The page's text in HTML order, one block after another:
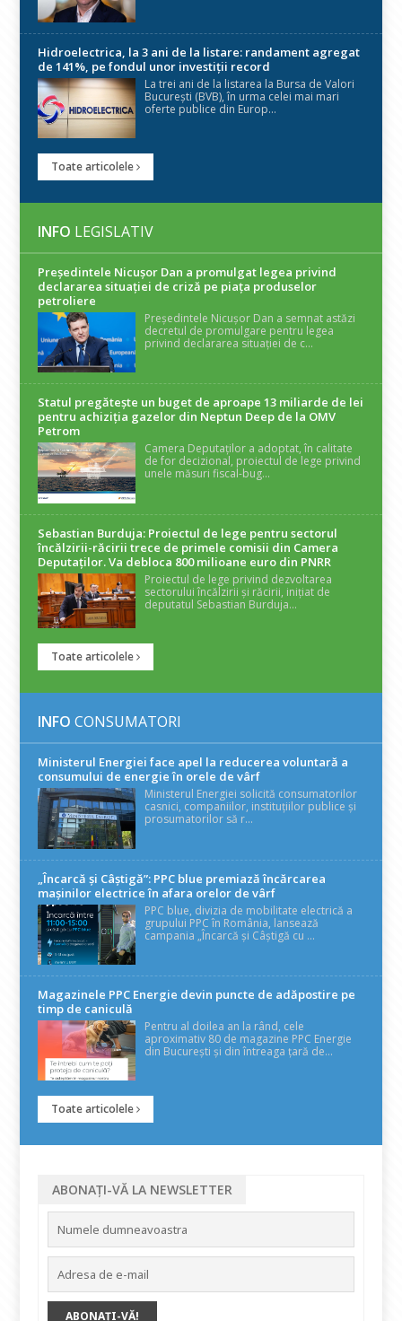
Hidroelectrica, la 3 ani de la listare: randament agregat
de 141%, pe fondul unor investiții record
La trei ani de la listarea la Bursa de Valori
București (BVB), în urma celei mai mari
oferte publice din Europ...
Toate articolele
INFO LEGISLATIV
Președintele Nicuşor Dan a promulgat legea privind
declararea situaţiei de criză pe piaţa produselor
petroliere
Președintele Nicușor Dan a semnat astăzi
decretul de promulgare pentru legea
privind declararea situației de c...
Statul pregătește un buget de aproape 13 miliarde de lei
pentru achiziția gazelor din Neptun Deep de la OMV
Petrom
Camera Deputaților a adoptat, în calitate
de for decizional, proiectul de lege privind
unele măsuri fiscal-bug...
Sebastian Burduja: Proiectul de lege pentru sectorul
încălzirii-răcirii trece de primele comisii din Camera
Deputaților. Va debloca 800 milioane euro din PNRR
Proiectul de lege privind dezvoltarea
sectorului încălzirii și răcirii, inițiat de
deputatul Sebastian Burduja...
Toate articolele
INFO CONSUMATORI
Ministerul Energiei face apel la reducerea voluntară a
consumului de energie în orele de vârf
Ministerul Energiei solicită consumatorilor
casnici, companiilor, instituțiilor publice și
prosumatorilor să r...
„Încarcă și Câștigă”: PPC blue premiază încărcarea
mașinilor electrice în afara orelor de vârf
PPC blue, divizia de mobilitate electrică a
grupului PPC în România, lansează
campania „Încarcă și Câștigă cu ...
Magazinele PPC Energie devin puncte de adăpostire pe
timp de caniculă
Pentru al doilea an la rând, cele
aproximativ 80 de magazine PPC Energie
din București și din întreaga țară de...
Toate articolele
ABONAȚI-VĂ LA NEWSLETTER